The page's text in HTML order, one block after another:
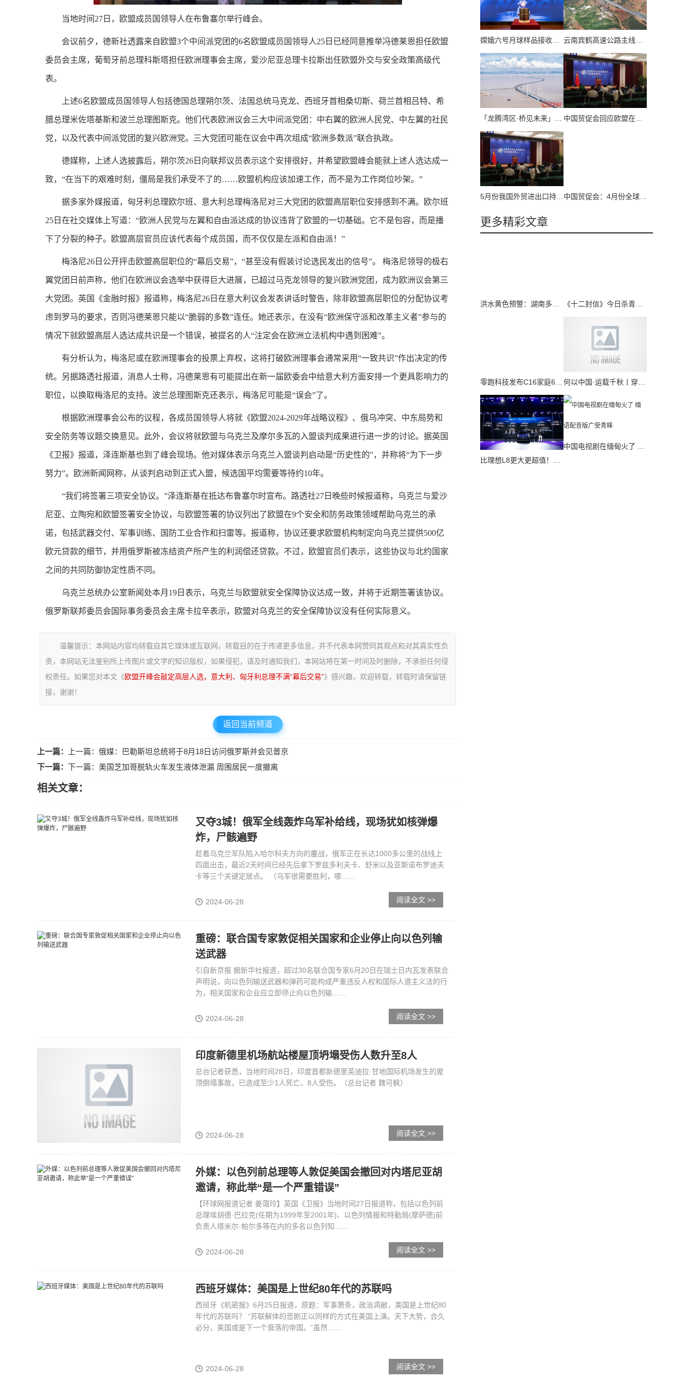
当地时间27日，欧盟成员国领导人在布鲁塞尔举行峰会。
会议前夕，德新社透露来自欧盟3个中间派党团的6名欧盟成员国领导人25日已经同意推举冯德莱恩担任欧盟
委员会主席，葡萄牙前总理科斯塔担任欧洲理事会主席，爱沙尼亚总理卡拉斯出任欧盟外交与安全政策高级代
表。
上述6名欧盟成员国领导人包括德国总理朔尔茨、法国总统马克龙、西班牙首相桑切斯、荷兰首相吕特、希
腊总理米佐塔基斯和波兰总理图斯克。他们代表欧洲议会三大中间派党团：中右翼的欧洲人民党、中左翼的社民
党，以及代表中间派党团的复兴欧洲党。三大党团可能在议会中再次组成“欧洲多数派”联合执政。
德媒称，上述人选披露后，朔尔茨26日向联邦议员表示这个安排很好，并希望欧盟峰会能就上述人选达成一
致，“在当下的艰难时刻，僵局是我们承受不了的……欧盟机构应该加速工作，而不是为工作岗位吵架。”
据多家外媒报道，匈牙利总理欧尔班、意大利总理梅洛尼对三大党团的欧盟高层职位安排感到不满。欧尔班
25日在社交媒体上写道：“欧洲人民党与左翼和自由派达成的协议违背了欧盟的一切基础。它不是包容，而是播
下了分裂的种子。欧盟高层官员应该代表每个成员国，而不仅仅是左派和自由派！”
梅洛尼26日公开抨击欧盟高层职位的“幕后交易”，“甚至没有假装讨论选民发出的信号”。 梅洛尼领导的极右
翼党团日前声称，他们在欧洲议会选举中获得巨大进展，已超过马克龙领导的复兴欧洲党团，成为欧洲议会第三
大党团。英国《金融时报》报道称，梅洛尼26日在意大利议会发表讲话时警告，除非欧盟高层职位的分配协议考
虑到罗马的要求，否则冯德莱恩只能以“脆弱的多数”连任。她还表示，在没有“欧洲保守派和改革主义者”参与的
情况下就欧盟高层人选达成共识是一个错误，被提名的人“注定会在欧洲立法机构中遇到困难”。
有分析认为，梅洛尼或在欧洲理事会的投票上弃权，这将打破欧洲理事会通常采用“一致共识”作出决定的传
统。另据路透社报道，消息人士称，冯德莱恩有可能提出在新一届欧委会中给意大利方面安排一个更具影响力的
职位，以换取梅洛尼的支持。波兰总理图斯克还表示，梅洛尼可能是“误会”了。
根据欧洲理事会公布的议程，各成员国领导人将就《欧盟2024-2029年战略议程》、俄乌冲突、中东局势和
安全防务等议题交换意见。此外，会议将就欧盟与乌克兰及摩尔多瓦的入盟谈判成果进行进一步的讨论。据英国
《卫报》报道，泽连斯基也到了峰会现场。他对媒体表示乌克兰入盟谈判启动是“历史性的”，并称将“为下一步
努力”。欧洲新闻网称，从谈判启动到正式入盟，候选国平均需要等待约10年。
“我们将签署三项安全协议。”泽连斯基在抵达布鲁塞尔时宣布。路透社27日晚些时候报道称，乌克兰与爱沙
尼亚、立陶宛和欧盟签署安全协议，与欧盟签署的协议列出了欧盟在9个安全和防务政策领域帮助乌克兰的承
诺，包括武器交付、军事训练、国防工业合作和扫雷等。报道称，协议还要求欧盟机构制定向乌克兰提供500亿
欧元贷款的细节，并用俄罗斯被冻结资产所产生的利润偿还贷款。不过，欧盟官员们表示，这些协议与北约国家
之间的共同防御协定性质不同。
乌克兰总统办公室新闻处本月19日表示，乌克兰与欧盟就安全保障协议达成一致，并将于近期签署该协议。
俄罗斯联邦委员会国际事务委员会主席卡拉辛表示，欧盟对乌克兰的安全保障协议没有任何实际意义。
温馨提示：本网站内容均转载自其它媒体或互联网，转载目的在于传递更多信息，并不代表本网赞同其观点和对其真实性负
责，本网站无法鉴别所上传图片或文字的知识版权，如果侵犯，请及时通知我们，本网站将在第一时间及时删除，不承担任何侵
权责任。如果您对本文《欧盟开峰会敲定高层人选，意大利、匈牙利总理不满“幕后交易”》感兴趣，欢迎转载，转载时请保留链
接，谢谢！
返回当前频道
上一篇：
上一篇：俄媒：巴勒斯坦总统将于8月18日访问俄罗斯并会见普京
下一篇： 下一篇：美国芝加哥脱轨火车发生液体泄漏 周围居民一度撤离
相关文章：
又夺3城！俄军全线轰炸乌军补给线，现场犹如核弹爆
炸，尸骸遍野
趁着乌克兰军队陷入哈尔科夫方向的鏖战，俄军正在长达1000多公里的战线上
四面出击，最近2天时间已经先后拿下罗兹多利夫卡、舒米以及亚斯诺布罗迪夫
卡等三个关键定居点。 （乌军很需要胜利，哪……
2024-06-28 阅读全文 >>
重磅：联合国专家敦促相关国家和企业停止向以色列输
送武器
引自新京报 据新华社报道，超过30名联合国专家6月20日在瑞士日内瓦发表联合
声明说，向以色列输送武器和弹药可能构成严重违反人权和国际人道主义法的行
为，相关国家和企业应立即停止向以色列输……
2024-06-28 阅读全文 >>
印度新德里机场航站楼屋顶坍塌受伤人数升至8人
总台记者获悉，当地时间28日，印度首都新德里英迪拉·甘地国际机场发生的屋
顶倒塌事故，已造成至少1人死亡、8人受伤。（总台记者 魏可枫）
2024-06-28 阅读全文 >>
外媒：以色列前总理等人敦促美国会撤回对内塔尼亚胡
邀请，称此举“是一个严重错误”
【环球网报道记者 姜蔼玲】英国《卫报》当地时间27日报道称，包括以色列前
总理埃胡德·巴拉克(任期为1999年至2001年)、以色列情报和特勤局(摩萨德)前
负责人塔米尔·帕尔多等在内的多名以色列知……
2024-06-28 阅读全文 >>
西班牙媒体：美国是上世纪80年代的苏联吗
西班牙《机密报》6月25日报道，原题：军事萧条，政治凋敝，美国是上世纪80
年代的苏联吗？ “苏联解体的悲剧正以同样的方式在美国上演。天下大势，合久
必分，美国或是下一个衰落的帝国。”虽然……
2024-06-28 阅读全文 >>
更多精彩文章